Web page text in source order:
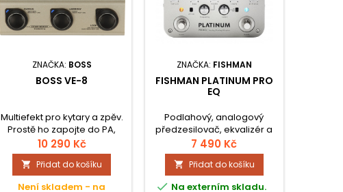
ZNAČKA: BOSS
BOSS VE-8
Multiefekt pro kytary a zpěv.
Prostě ho zapojte do PA,
přidejte svému hlasu
harmonie a double efekty,
zbavte akustickou kytaru
nepříjemného zvuku z piezo
10 290 Kč
 Přidat do košíku
Není skladem - na
ZNAČKA: FISHMAN
FISHMAN PLATINUM PRO
EQ
Podlahový, analogový
předzesilovač, ekvalizér a
DI box navazuje na
předchozí on-board Pro EQ
Platinum a Pro EQ Platinum
Bass, nově je elektronika je
7 490 Kč
 Přidat do košíku
 Na externím skladu.